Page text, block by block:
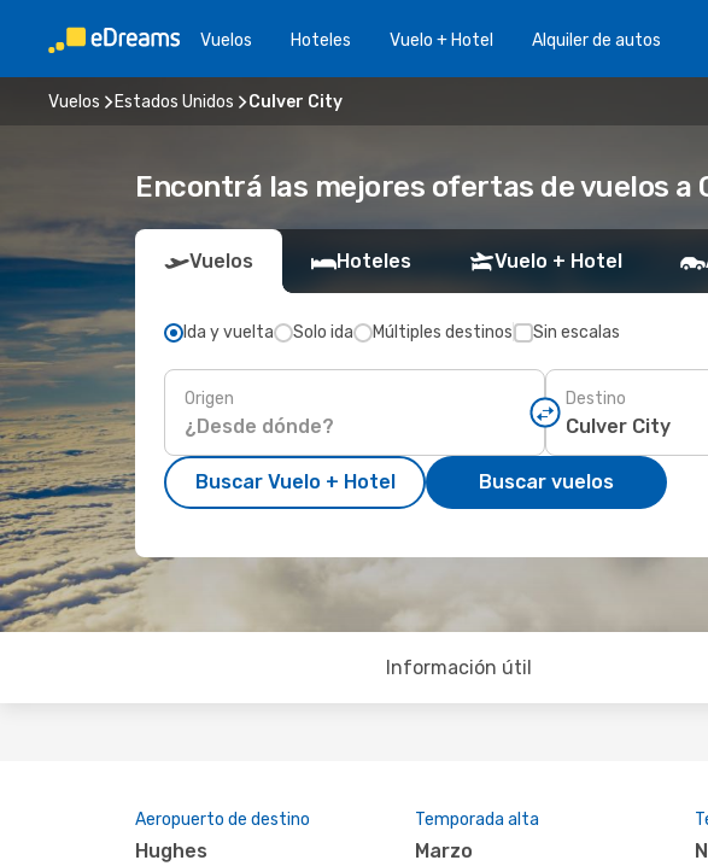
Vuelos Hoteles Vuelo + Hotel Alquiler de autos
Vuelos Estados Unidos Culver City
Encontrá las mejores ofertas de vuelos a
Vuelos Hoteles Vuelo + Hotel
Ida y vuelta Solo ida Múltiples destinos Sin escalas
Origen Destino
Buscar Vuelo + Hotel Buscar vuelos
Información útil
Aeropuerto de destino
Hughes
Temporada alta
marzo